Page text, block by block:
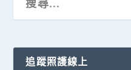
追蹤照護線上